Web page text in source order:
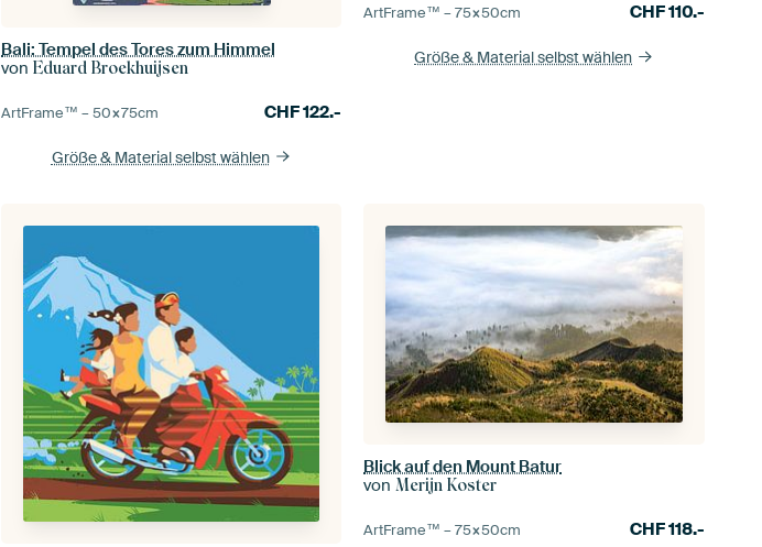
Bali: Tempel des Tores zum Himmel
vonEduard Broekhuijsen
ArtFrame™ –50×75cm CHF122.-
Größe & Material selbst wählen
ArtFrame™ –75×50cm CHF110.-
Größe & Material selbst wählen
Blick auf den Mount Batur
vonMerijn Koster
ArtFrame™ –75×50cm CHF118.-